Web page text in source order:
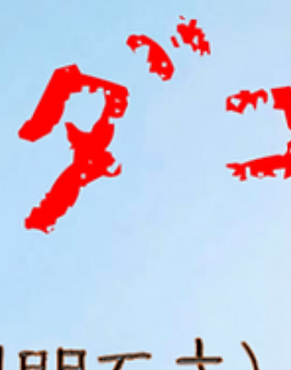
『形見の浦』と詠まれた景勝地、友ヶ島や
路島、遠くは四国まで望む紀淡海峡の夕陽
絶景である。この「形見」が「加太」とい
地名の由来という。 友ヶ島水道とその周
辺海域は、春先に太平洋から瀬戸内へ産卵
来る上り鯛、晩秋に瀬戸内より太平洋へ下
落ち鯛、そして冬の越冬鯛と年間通じてマ
イが狙え、明石鯛や鳴門鯛と並ぶ全国屈指
ブランド鯛の漁場だ。 そんなブランドも
んの鯛を狙おうと、早朝4時半、定員一杯
参加者が集合した。 はじめに、秋山智一
す」。 参戦者からは「佐々木さん、お手柔
らかにお願いします」と歯に衣着せぬご挨